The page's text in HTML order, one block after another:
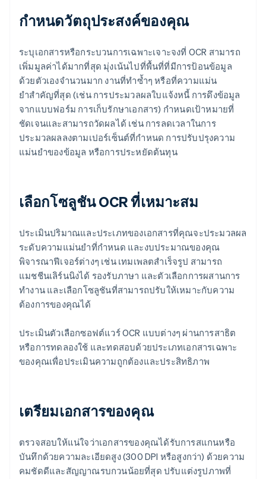
กำหนดวัตถุประสงค์ของคุณ
ระบุเอกสารหรือกระบวนการเฉพาะเจาะจงที่ OCR สามารถ
เพิ่มมูลค่าได้มากที่สุด มุ่งเน้นไปที่พื้นที่ที่มีการป้อนข้อมูล
ด้วยตัวเองจํานวนมาก งานที่ทําซ้ำๆ หรือที่ความแม่น
ยําสําคัญที่สุด (เช่น การประมวลผลใบแจ้งหนี้ การดึงข้อมูล
จากแบบฟอร์ม การเก็บรักษาเอกสาร) กําหนดเป้าหมายที่
ชัดเจนและสามารถวัดผลได้ เช่น การลดเวลาในการ
ประมวลผลลงตามเปอร์เซ็นต์ที่กำหนด การปรับปรุงความ
แม่นยําของข้อมูล หรือการประหยัดต้นทุน
เลือกโซลูชัน OCR ที่เหมาะสม
ประเมินปริมาณและประเภทของเอกสารที่คุณจะประมวลผล
ระดับความแม่นยําที่กําหนด และงบประมาณของคุณ
พิจารณาฟีเจอร์ต่างๆ เช่น เทมเพลตสำเร็จรูป สามารถ
แมชชีนเลิร์นนิงได้ รองรับภาษา และตัวเลือกการผสานการ
ทํางาน และเลือกโซลูชันที่สามารถปรับให้เหมาะกับความ
ต้องการของคุณได้
ประเมินตัวเลือกซอฟต์แวร์ OCR แบบต่างๆ ผ่านการสาธิต
หรือการทดลองใช้ และทดสอบด้วยประเภทเอกสารเฉพาะ
ของคุณเพื่อประเมินความถูกต้องและประสิทธิภาพ
เตรียมเอกสารของคุณ
ตรวจสอบให้แน่ใจว่าเอกสารของคุณได้รับการสแกนหรือ
บันทึกด้วยความละเอียดสูง (300 DPI หรือสูงกว่า) ด้วยความ
คมชัดดีและสัญญาณรบกวนน้อยที่สุด ปรับแต่งรูปภาพที่